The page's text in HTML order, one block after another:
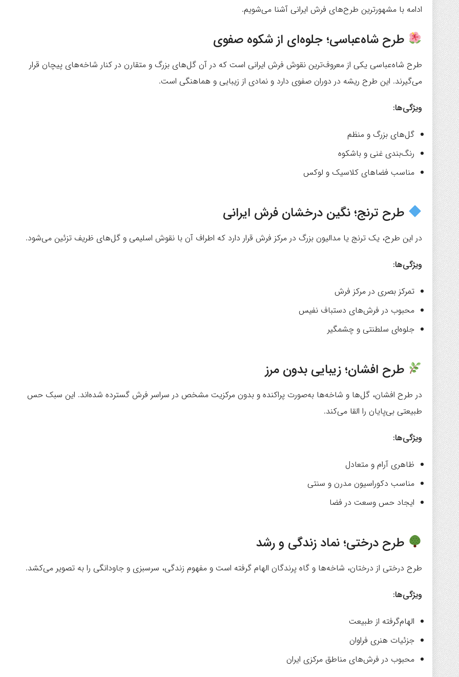
ادامه با مشهورترین طرح‌های فرش ایرانی آشنا می‌شویم.
طرح شاه‌عباسی؛ جلوه‌ای از شکوه صفوی
طرح شاه‌عباسی یکی از معروف‌ترین نقوش فرش ایرانی است که در آن گل‌های بزرگ و متقارن در کنار شاخه‌های پیچان قرار
می‌گیرند. این طرح ریشه در دوران صفوی دارد و نمادی از زیبایی و هماهنگی است.
ویژگی‌ها:
گل‌های بزرگ و منظم
رنگ‌بندی غنی و باشکوه
مناسب فضاهای کلاسیک و لوکس
طرح ترنج؛ نگین درخشان فرش ایرانی
در این طرح، یک ترنج یا مدالیون بزرگ در مرکز فرش قرار دارد که اطراف آن با نقوش اسلیمی و گل‌های ظریف تزئین می‌شود.
ویژگی‌ها:
تمرکز بصری در مرکز فرش
محبوب در فرش‌های دستباف نفیس
جلوه‌ای سلطنتی و چشمگیر
طرح افشان؛ زیبایی بدون مرز
در طرح افشان، گل‌ها و شاخه‌ها به‌صورت پراکنده و بدون مرکزیت مشخص در سراسر فرش گسترده شده‌اند. این سبک حس
طبیعتی بی‌پایان را القا می‌کند.
ویژگی‌ها:
ظاهری آرام و متعادل
مناسب دکوراسیون مدرن و سنتی
ایجاد حس وسعت در فضا
طرح درختی؛ نماد زندگی و رشد
طرح درختی از درختان، شاخه‌ها و گاه پرندگان الهام گرفته است و مفهوم زندگی، سرسبزی و جاودانگی را به تصویر می‌کشد.
ویژگی‌ها:
الهام‌گرفته از طبیعت
جزئیات هنری فراوان
محبوب در فرش‌های مناطق مرکزی ایران